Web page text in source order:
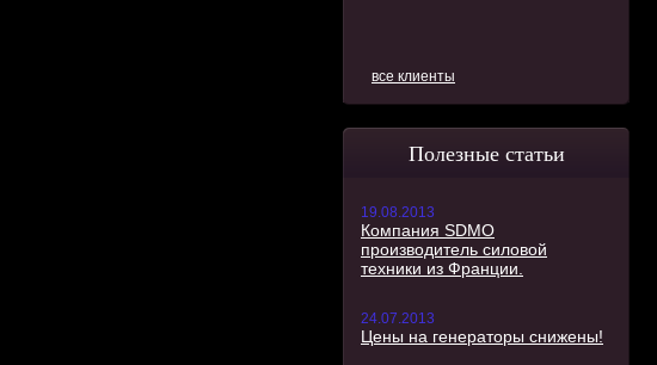
все клиенты
Полезные статьи
19.08.2013
Компания SDMO
производитель силовой
техники из Франции.
24.07.2013
Цены на генераторы снижены!